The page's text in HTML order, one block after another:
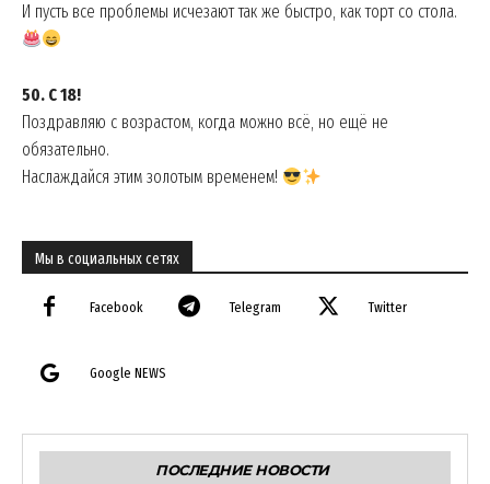
И пусть все проблемы исчезают так же быстро, как торт со стола.
50. С 18!
Поздравляю с возрастом, когда можно всё, но ещё не
обязательно.
Наслаждайся этим золотым временем!
Мы в социальных сетях
Facebook Telegram Twitter
Google NEWS
ПОСЛЕДНИЕ НОВОСТИ